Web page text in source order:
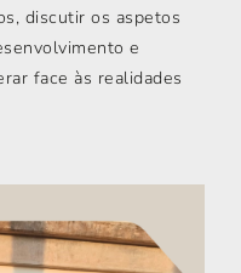
discutir os aspetos
e
face às realidades